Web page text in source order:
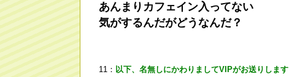
あんまりカフェイン入ってない
気がするんだがどうなんだ？
11： 以下、名無しにかわりましてVIPがお送りします